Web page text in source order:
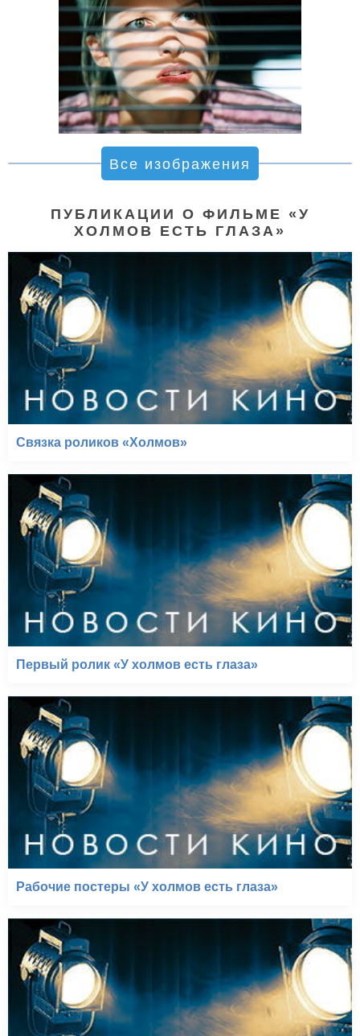
Все изображения
ПУБЛИКАЦИИ О ФИЛЬМЕ «У
ХОЛМОВ ЕСТЬ ГЛАЗА»
Связка роликов «Холмов»
Первый ролик «У холмов есть глаза»
Рабочие постеры «У холмов есть глаза»